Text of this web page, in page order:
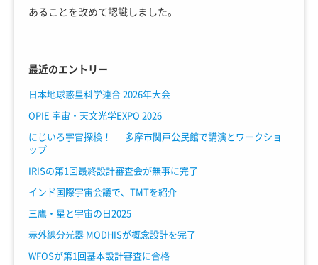
あることを改めて認識しました。
最近のエントリー
日本地球惑星科学連合 2026年大会
OPIE 宇宙・天文光学EXPO 2026
にじいろ宇宙探検！ ― 多摩市関戸公民館で講演とワークショ
ップ
IRISの第1回最終設計審査会が無事に完了
インド国際宇宙会議で、TMTを紹介
三鷹・星と宇宙の日2025
赤外線分光器 MODHISが概念設計を完了
WFOSが第1回基本設計審査に合格